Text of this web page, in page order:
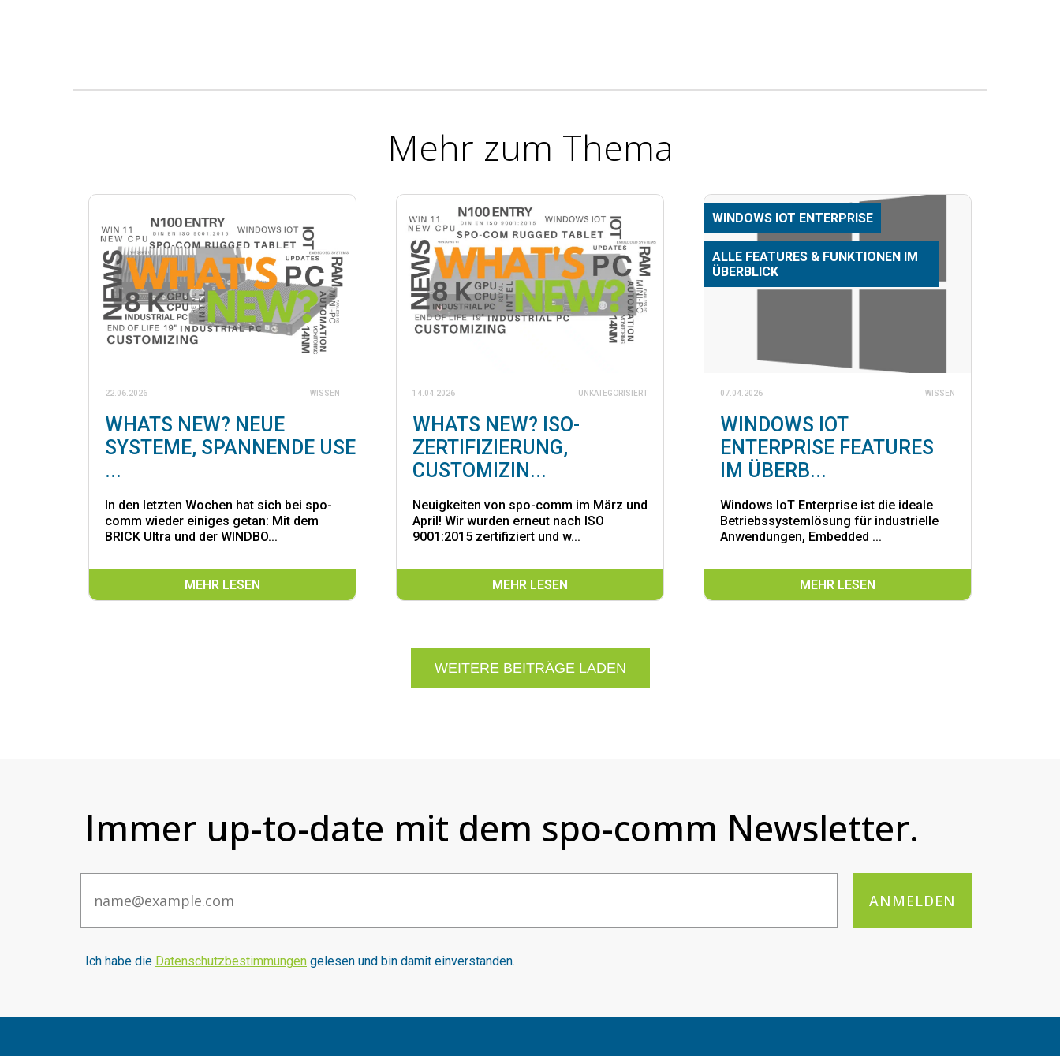
Mehr zum Thema
22.06.2026 WISSEN
WHATS NEW? NEUE
SYSTEME, SPANNENDE USE
...
In den letzten Wochen hat sich bei spo-
comm wieder einiges getan: Mit dem
BRICK Ultra und der WINDBO...
MEHR LESEN
14.04.2026 UNKATEGORISIERT
WHATS NEW? ISO-
ZERTIFIZIERUNG,
CUSTOMIZIN...
Neuigkeiten von spo-comm im März und
April! Wir wurden erneut nach ISO
9001:2015 zertifiziert und w...
MEHR LESEN
WINDOWS IOT ENTERPRISE
ALLE FEATURES & FUNKTIONEN IM
ÜBERBLICK
07.04.2026 WISSEN
WINDOWS IOT
ENTERPRISE FEATURES
IM ÜBERB...
Windows IoT Enterprise ist die ideale
Betriebssystemlösung für industrielle
Anwendungen, Embedded ...
MEHR LESEN
WEITERE BEITRÄGE LADEN
Immer up-to-date mit dem spo-comm Newsletter.
ANMELDEN
Ich habe die Datenschutzbestimmungen gelesen und bin damit einverstanden.